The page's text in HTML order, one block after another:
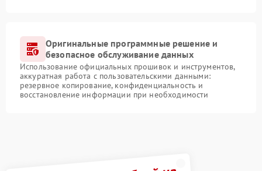
Оригинальные программные решение и
безопасное обслуживание данных
Использование официальных прошивок и инструментов,
аккуратная работа с пользовательскими данными:
резервное копирование, конфиденциальность и
восстановление информации при необходимости